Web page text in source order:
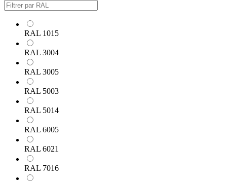
RAL 1015
RAL 3004
RAL 3005
RAL 5003
RAL 5014
RAL 6005
RAL 6021
RAL 7016